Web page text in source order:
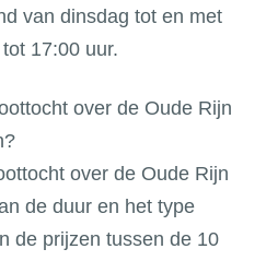
van dinsdag tot en met
17:00 uur.
over de Oude Rijn
over de Oude Rijn
de duur en het type
de prijzen tussen de 10